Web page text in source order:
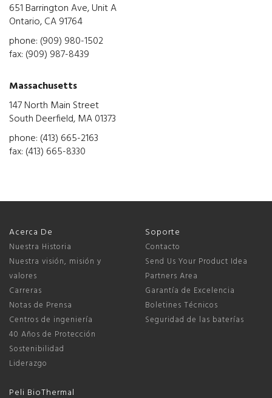
651 Barrington Ave, Unit A
Ontario, CA 91764
phone: (909) 980-1502
fax: (909) 987-8439
Massachusetts
147 North Main Street
South Deerfield, MA 01373
phone: (413) 665-2163
fax: (413) 665-8330
Acerca De
Nuestra Historia
Nuestra visión, misión y
valores
Carreras
Notas de Prensa
Centros de ingeniería
40 Años de Protección
Sostenibilidad
Liderazgo
Peli BioThermal
Soporte
Contacto
Send Us Your Product Idea
Partners Area
Garantía de Excelencia
Boletines Técnicos
Seguridad de las baterías